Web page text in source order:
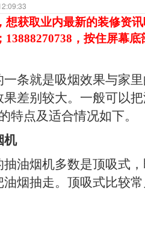
想获取业内最新的装修资
，按住屏幕底
条就是吸烟效果与家
差别较大。一般可以
特点及适合情况如下。
机
抽油烟机多数是顶吸式
烟抽走。顶吸式比较常